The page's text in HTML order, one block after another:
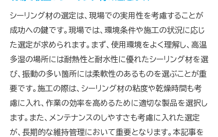
シーリング材の選定は、現場での実用性を考慮することが
成功への鍵です。現場では、環境条件や施工の状況に応じ
た選定が求められます。まず、使用環境をよく理解し、高温
多湿の場所には耐熱性と耐水性に優れたシーリング材を選
び、振動の多い箇所には柔軟性のあるものを選ぶことが重
要です。施工の際は、シーリング材の粘度や乾燥時間も考
慮に入れ、作業の効率を高めるために適切な製品を選択し
ます。また、メンテナンスのしやすさも考慮に入れた選定
が、長期的な維持管理において重要となります。本記事を